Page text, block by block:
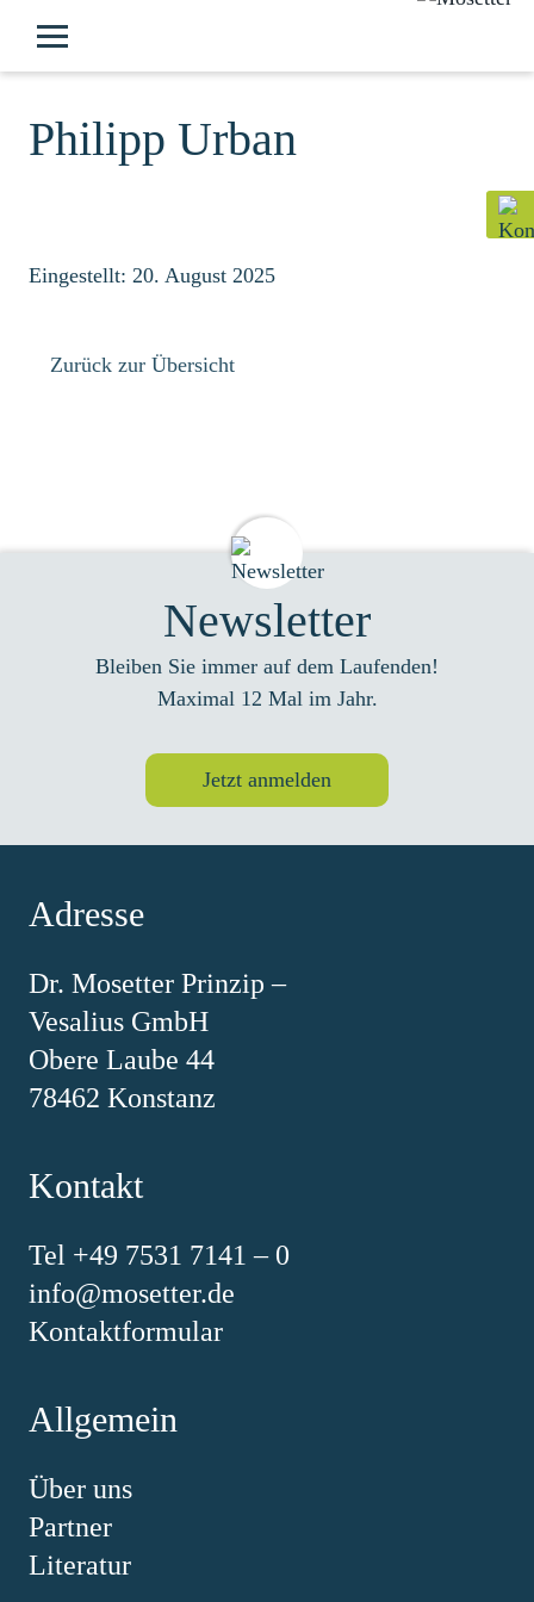
Philipp Urban
Eingestellt: 20. August 2025
Zurück zur Übersicht
Newsletter
Bleiben Sie immer auf dem Laufenden!
Maximal 12 Mal im Jahr.
Jetzt anmelden
Adresse
Dr. Mosetter Prinzip –
Vesalius GmbH
Obere Laube 44
78462 Konstanz
Kontakt
Tel +49 7531 7141 – 0
info@mosetter.de
Kontaktformular
Allgemein
Über uns
Partner
Literatur